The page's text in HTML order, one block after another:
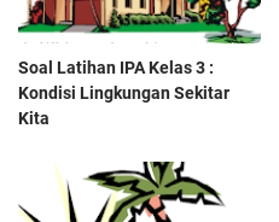
Soal Latihan IPA Kelas 3 :
Kondisi Lingkungan Sekitar
Kita